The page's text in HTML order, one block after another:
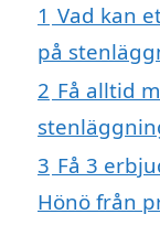
1 Vad kan
på
2 Få alltid
3 Få 3
Hönö från